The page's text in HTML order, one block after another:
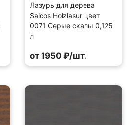
Лазурь для дерева
Saicos Holzlasur цвет
0071 Серые скалы 0,125
л
от 1950 ₽/шт.